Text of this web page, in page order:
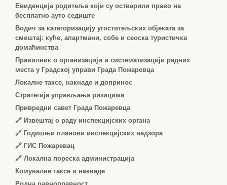
Евиденција родитеља који су остварили право на
бесплатно ауто седиште
Водич за категоризацију угоститељских објеката за
смештај: куће, апартмани, собе и сеоска туристичка
домаћинства
Правилник о организацији и систематизацији радних
места у Градској управи Града Пожаревца
Локалне таксе, накнаде и допринос
Стратегија управљања ризицима
Привредни савет Града Пожаревца
🔗 Извештај о раду инспекцијских органа
🔗 Годишњи планови инспекцијских надзора
🔗 ГИС Пожаревац
🔗 Локална пореска администрација
Комуналне таксе и накнаде